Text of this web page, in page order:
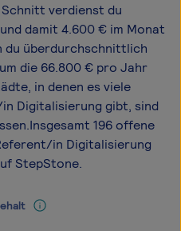
verdienst du
damit 4.600 € im Monat
du überdurchschnittlich
die 66.800 € pro Jahr
in denen es viele
Digitalisierung gibt, sind
196 offene
in Digitalisierung
StepStone.